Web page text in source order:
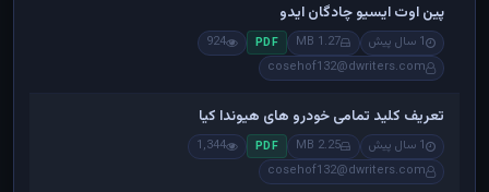
پین اوت ایسیو چادگان ایدو
1 سال پیش 1.27 MB
PDF
924
cosehof132@dwriters.com
تعریف کلید تمامی خودرو های هیوندا کیا
1 سال پیش 2.25 MB
PDF
1,344
cosehof132@dwriters.com